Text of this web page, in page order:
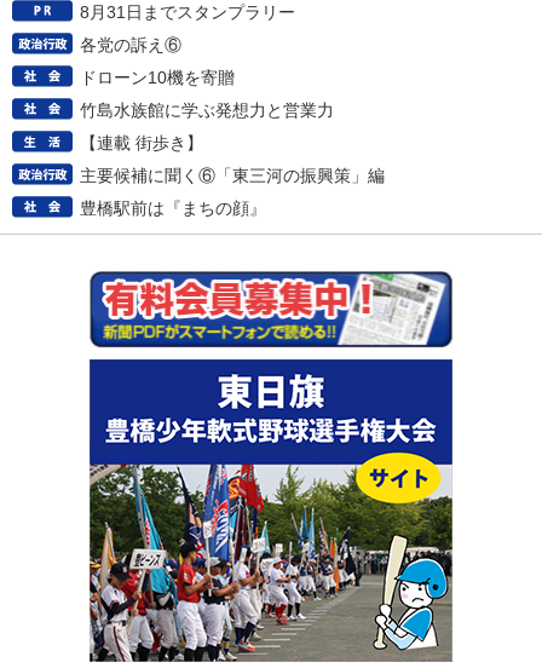
8月31日までスタンプラリー
各党の訴え⑥
ドローン10機を寄贈
竹島水族館に学ぶ発想力と営業力
【連載 街歩き】
主要候補に聞く⑥「東三河の振興策」編
豊橋駅前は『まちの顔』